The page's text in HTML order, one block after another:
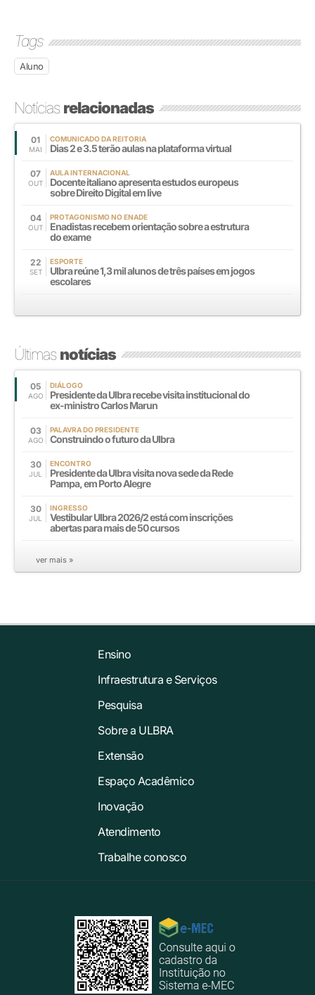
Tags
Aluno
Notíciasrelacionadas
01
MAI
COMUNICADO DA REITORIA
Dias 2 e 3.5 terão aulas na plataforma virtual
07
OUT
AULA INTERNACIONAL
Docente italiano apresenta estudos europeus
sobre Direito Digital em live
04
OUT
PROTAGONISMO NO ENADE
Enadistas recebem orientação sobre a estrutura
do exame
22
SET
ESPORTE
Ulbra reúne 1,3 mil alunos de três países em jogos
escolares
Últimasnotícias
05
AGO
DIÁLOGO
Presidente da Ulbra recebe visita institucional do
ex-ministro Carlos Marun
03
AGO
PALAVRA DO PRESIDENTE
Construindo o futuro da Ulbra
30
JUL
ENCONTRO
Presidente da Ulbra visita nova sede da Rede
Pampa, em Porto Alegre
30
JUL
INGRESSO
Vestibular Ulbra 2026/2 está com inscrições
abertas para mais de 50 cursos
ver mais »
Ensino
Infraestrutura e Serviços
Pesquisa
Sobre a ULBRA
Extensão
Espaço Acadêmico
Inovação
Atendimento
Trabalhe conosco